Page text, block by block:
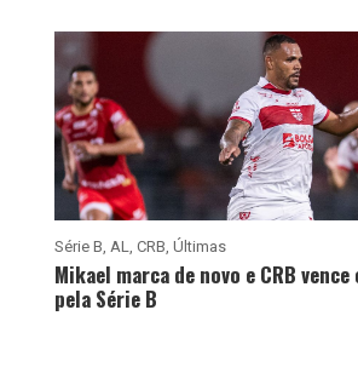
Série B, AL, CRB, Últimas
Mikael marca de novo e CRB vence
pela Série B